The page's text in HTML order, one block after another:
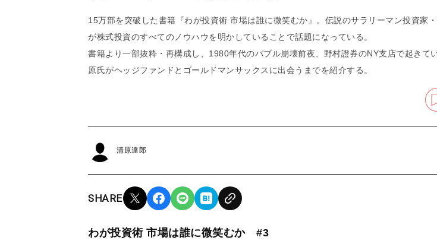
15万部を突破した書籍『わが投資術 市場は誰に微笑むか』。伝説のサラリーマン投資家
が株式投資のすべてのノウハウを明かしていることで話題になっている。
書籍より一部抜粋・再構成し、1980年代のバブル崩壊前夜、野村證券のNY支店で起きて
原氏がヘッジファンドとゴールドマンサックスに出会うまでを紹介する。
清原達郎
SHARE
わが投資術 市場は誰に微笑むか #3